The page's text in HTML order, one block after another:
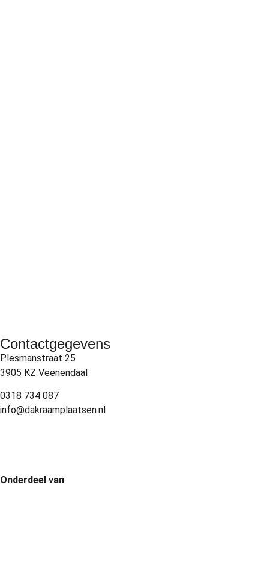
Contactgegevens
Plesmanstraat 25
3905 KZ Veenendaal
0318 734 087
info@dakraamplaatsen.nl
Onderdeel van